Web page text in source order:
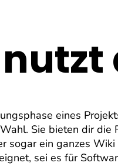
eines
Sie bieten dir die
sogar ein ganzes
sei es für